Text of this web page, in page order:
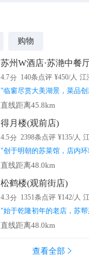
购物
苏州W酒店·苏滟中餐
4.7分 140条点评 ¥450/人 江
"临窗尽赏大美湖景，菜品
直线距离45.8km
得月楼(观前店)
4.5分 2398条点评 ¥135/人
"创于明朝的苏菜馆，店内
直线距离48.0km
松鹤楼(观前街店)
4.3分 1351条点评 ¥142/人
"始于乾隆初年的老店，苏
直线距离48.0km
查看全部 